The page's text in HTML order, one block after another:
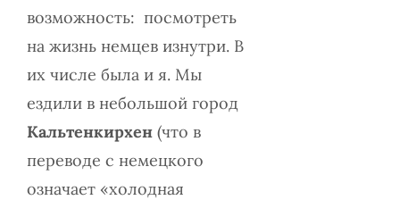
возможность: посмотреть
на жизнь немцев изнутри. В
их числе была и я. Мы
ездили в небольшой город
Кальтенкирхен (что в
переводе с немецкого
означает «холодная